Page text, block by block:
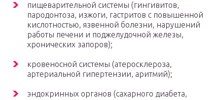
пищеварительной системы (гингивитов,
пародонтоза, изжоги, гастритов с повышенной
кислотностью, язвенной болезни, нарушений
работы печени и поджелудочной железы,
хронических запоров);
кровеносной системы (атеросклероза,
артериальной гипертензии, аритмий);
эндокринных органов (сахарного диабета,